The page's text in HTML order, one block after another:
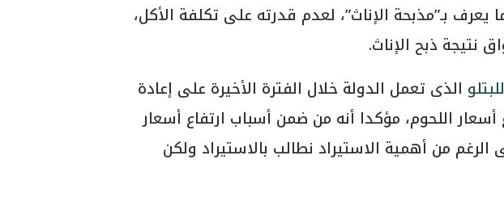
بـ”مذبحة الإناث”، لعدم قدرته على تكلفة الأكل،
نتيجة ذبح الإناث.
للبتلو الذى تعمل الدولة خلال الفترة الأخيرة على إعادة
اللحوم، مؤكدا أنه من ضمن أسباب ارتفاع أسعار
الرغم من أهمية الاستيراد نطالب بالاستيراد ولكن